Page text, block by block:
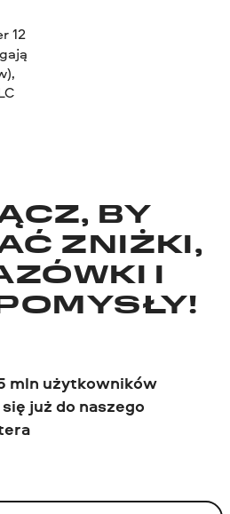
12
BY
ZNIŻKI,
I
mln użytkowników
się już do naszego